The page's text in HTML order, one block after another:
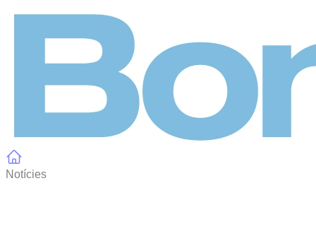
Notícies